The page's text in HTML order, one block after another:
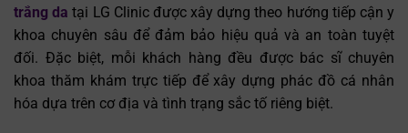
trắng da tại LG Clinic được xây dựng theo hướng tiếp cận y
khoa chuyên sâu để đảm bảo hiệu quả và an toàn tuyệt
đối. Đặc biệt, mỗi khách hàng đều được bác sĩ chuyên
khoa thăm khám trực tiếp để xây dựng phác đồ cá nhân
hóa dựa trên cơ địa và tình trạng sắc tố riêng biệt.